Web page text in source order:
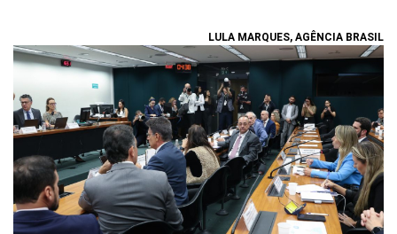
LULA MARQUES, AGÊNCIA BRASIL